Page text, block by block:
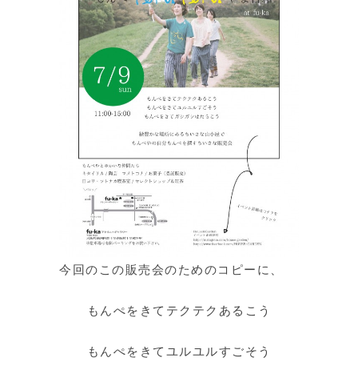
今回のこの販売会のためのコピーに、
もんぺをきてテクテクあるこう
もんぺをきてユルユルすごそう